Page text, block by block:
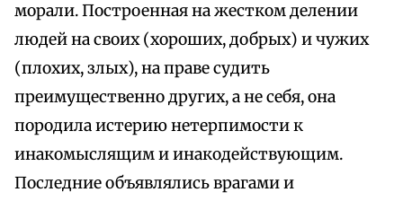
морали. Построенная на жестком делении
людей на своих (хороших, добрых) и чужих
(плохих, злых), на праве судить
преимущественно других, а не себя, она
породила истерию нетерпимости к
инакомыслящим и инакодействующим.
Последние объявлялись врагами и